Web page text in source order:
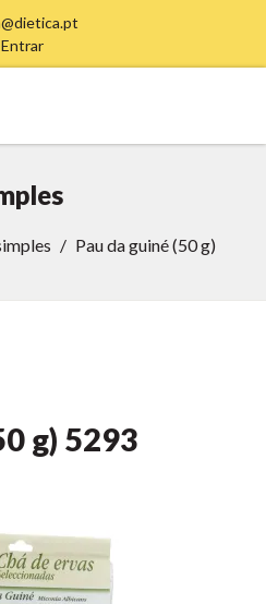
Entrar
Pau da guiné (50 g)
g) 5293